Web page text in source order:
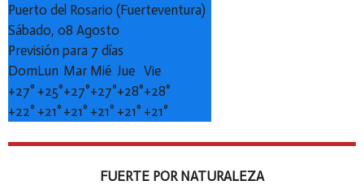
Puerto del Rosario (Fuerteventura)
Sábado, 08 Agosto
Previsión para 7 días
DomLun Mar Mié Jue Vie
+27° +25°+27°+27°+28°+28°
+22° +21° +21° +21° +21° +21°
FUERTE POR NATURALEZA